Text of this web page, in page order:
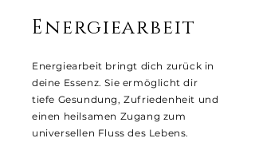
Energiearbeit
Energiearbeit bringt dich zurück in
deine Essenz. Sie ermöglicht dir
tiefe Gesundung, Zufriedenheit und
einen heilsamen Zugang zum
universellen Fluss des Lebens.